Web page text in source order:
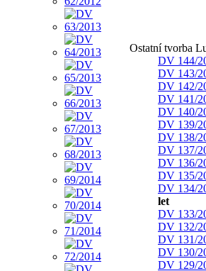
Ostatní tvorba
DV 144/
DV 143/
DV 142/
DV 141/
DV 140/
DV 139/
DV 138/
DV 137/
DV 136/
DV 135/
DV 134/
let
DV 133/
DV 132/
DV 131/
DV 130/
DV 129/